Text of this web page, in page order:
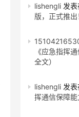
lishengli 发
版，正式推出
《应急指挥
全文）
lishengli 发
挥通信保障能